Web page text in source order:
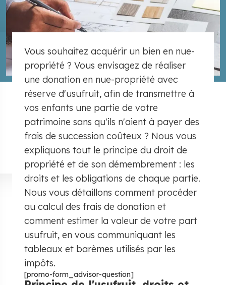
Vous souhaitez acquérir un bien en nue-
propriété ? Vous envisagez de réaliser
une donation en nue-propriété avec
réserve d'usufruit, afin de transmettre à
vos enfants une partie de votre
patrimoine sans qu'ils n'aient à payer des
frais de succession coûteux ? Nous vous
expliquons tout le principe du droit de
propriété et de son démembrement : les
droits et les obligations de chaque partie.
Nous vous détaillons comment procéder
au calcul des frais de donation et
comment estimer la valeur de votre part
usufruit, en vous communiquant les
tableaux et barèmes utilisés par les
impôts.
[promo-form_advisor-question]